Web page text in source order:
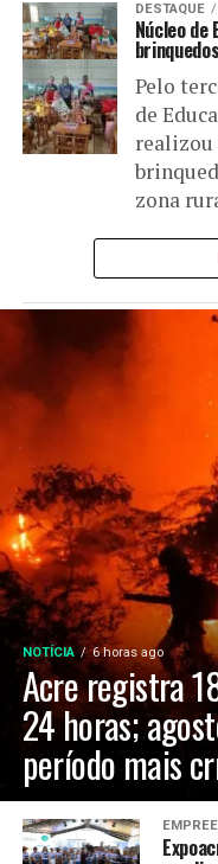
DESTAQUE
Núcleo
Pelo
de
realizou
zona
NOTÍCIA 6 horas ago
Acre registra
24 horas;
período mais